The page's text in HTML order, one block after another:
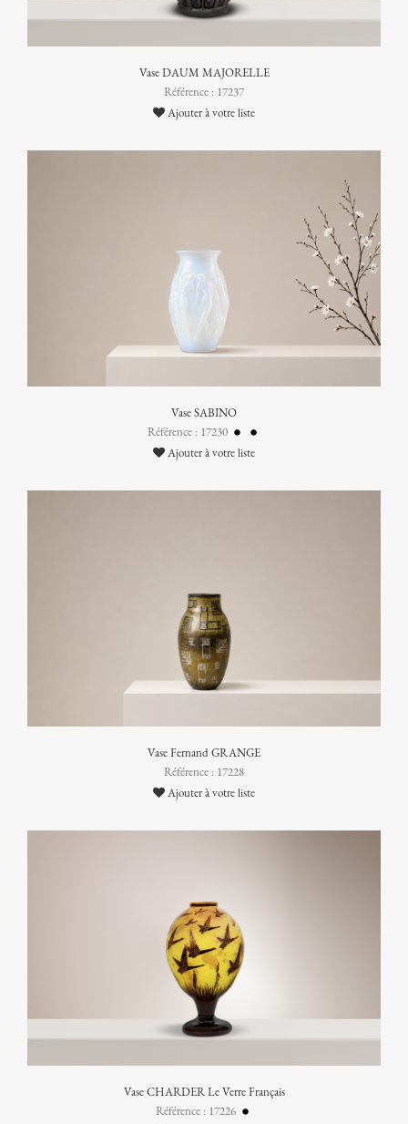
Vase DAUM MAJORELLE
Référence : 17237
Ajouter à votre liste
Vase SABINO
Référence : 17230
Ajouter à votre liste
Vase Fernand GRANGE
Référence : 17228
Ajouter à votre liste
Vase CHARDER Le Verre Français
Référence : 17226